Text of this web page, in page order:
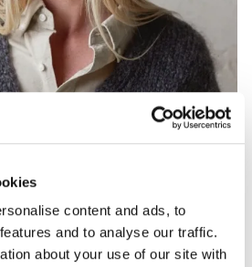
content and ads, to
and to analyse our traffic.
about your use of our site with